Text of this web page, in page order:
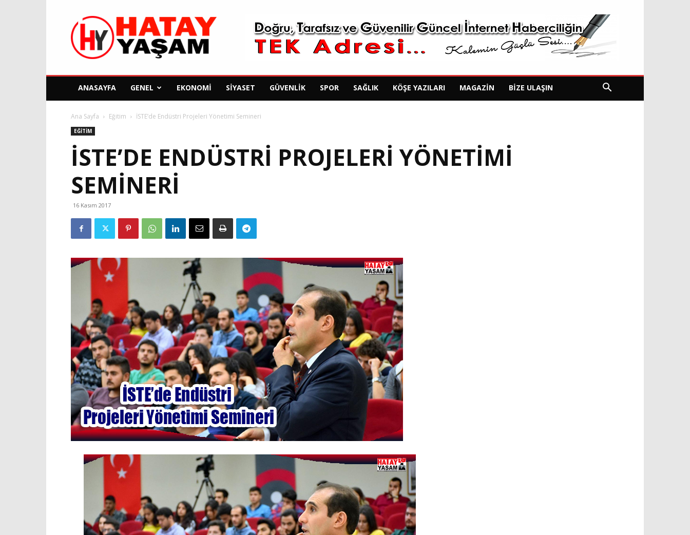
Hatay
Yaşam
Gazetesi
ANASAYFA GENEL EKONOMI SIYASET GÜVENLIK SPOR SAĞLIK KÖŞE YAZILARI MAGAZIN BIZE ULAŞIN
Ana Sayfa Eğitim İSTE’de Endüstri Projeleri Yönetimi Semineri
EĞITIM
İSTE’DE ENDÜSTRI PROJELERI YÖNETIMI
SEMINERI
16 Kasım 2017